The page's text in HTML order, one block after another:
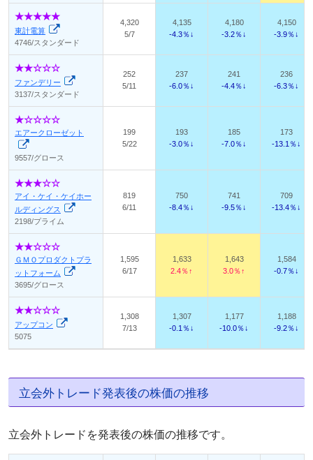
東計電算
4746/スタンダード
4,320
5/7
4,135
-4.3％↓
4,180
-3.2％↓
4,150
-3.9％↓
ファンデリー
3137/スタンダード
252
5/11
237
-6.0％↓
241
-4.4％↓
236
-6.3％↓
エアークローゼット
9557/グロース
199
5/22
193
-3.0％↓
185
-7.0％↓
173
-13.1％↓
アイ・ケイ・ケイホー
ルディングス
2198/プライム
819
6/11
750
-8.4％↓
741
-9.5％↓
709
-13.4％↓
ＧＭＯプロダクトプラ
ットフォーム
3695/グロース
1,595
6/17
1,633
2.4％↑
1,643
3.0％↑
1,584
-0.7％↓
アップコン
5075
1,308
7/13
1,307
-0.1％↓
1,177
-10.0％↓
1,188
-9.2％↓
立会外トレード発表後の株価の推移
立会外トレードを発表後の株価の推移です。